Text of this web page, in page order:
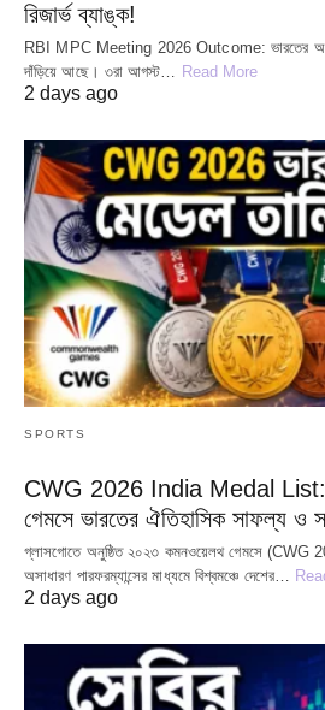
রিজার্ভ ব্যাঙ্ক!
RBI MPC Meeting 2026 Outcome: ভারতের
দাঁড়িয়ে আছে। ৩রা আগস্ট… Read More
2 days ago
SPORTS
CWG 2026 India Medal List:
গেমসে ভারতের ঐতিহাসিক সাফল্য ও
গ্লাসগোতে অনুষ্ঠিত ২০২৩ কমনওয়েলথ গেমসে (CWG
অসাধারণ পারফরম্যান্সের মাধ্যমে বিশ্বমঞ্চে দেশের…
2 days ago